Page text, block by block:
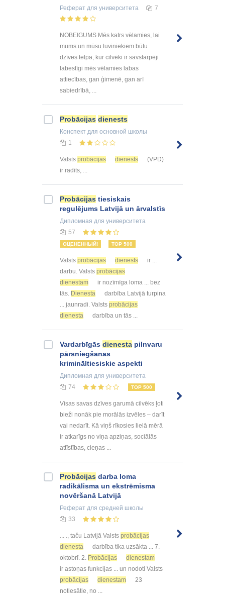
Реферат для университета 7
NOBEIGUMS Mēs katrs vēlamies, lai
mums un mūsu tuviniekiem būtu
dzīves telpa, kur cilvēki ir savstarpēji
labestīgi mēs vēlamies labas
attiecības, gan ģimenē, gan arī
sabiedrībā, ...
Probācijas dienests
Конспект для основной школы
1
Valsts probācijas dienests
(VPD)
ir radīts, ...
Probācijas tiesiskais
regulējums Latvijā un ārvalstīs
Дипломная для университета
57
ОЦЕНЕННЫЙ! TOP 500
Valsts probācijas dienests
ir ...
darbu. Valsts probācijas
dienestam
ir nozīmīga loma ... bez
tās. Dienesta
darbība Latvijā turpina
... jaunradi. Valsts probācijas
dienesta
darbība un tās ...
Vardarbīgās dienesta pilnvaru
pārsniegšanas
krimināltiesiskie aspekti
Дипломная для университета
74
TOP 500
Visas savas dzīves garumā cilvēks ļoti
bieži nonāk pie morālās izvēles – darīt
vai nedarīt. Kā viņš rīkosies lielā mērā
ir atkarīgs no viņa apziņas, sociālās
attīstības, cieņas ...
Probācijas darba loma
radikālisma un ekstrēmisma
novēršanā Latvijā
Реферат для средней школы
33
... ., taču Latvijā Valsts probācijas
dienesta
darbība tika uzsākta ... 7.
oktobrī. 2. Probācijas
dienestam
ir astoņas funkcijas ... un nodoti Valsts
probācijas
dienestam
23
notiesātie, no ...